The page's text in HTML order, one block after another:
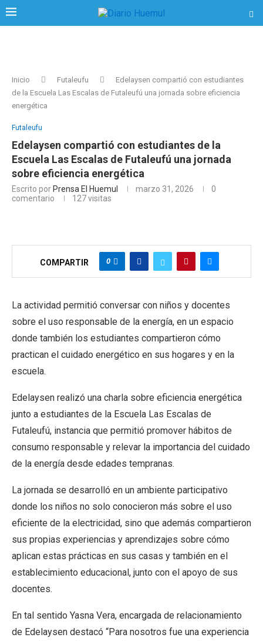
Inicio Futaleufu
Edelaysen compartió con estudiantes
de la Escuela Las Escalas de Futaleufú una jornada sobre eficiencia
energética
Futaleufu
Edelaysen compartió con estudiantes de la
Escuela Las Escalas de Futaleufú una jornada
sobre eficiencia energética
Escrito por Prensa El Huemul marzo 31, 2026
0
comentario
127visitas
COMPARTIR 0
La actividad permitió conversar con niños y docentes
sobre el uso responsable de la energía, en un espacio
donde también los estudiantes compartieron cómo
practican el cuidado energético en sus hogares y en la
escuela.
Edelaysen realizó una charla sobre eficiencia energética
junto a estudiantes de la Escuela Las Escalas de
Futaleufú, instancia que permitió promover hábitos de
consumo responsable y relevar la importancia del cuidado
de la energía desde edades tempranas.
La jornada se desarrolló en un ambiente participativo
donde los niños no solo conocieron más sobre el uso
eficiente de la electricidad, sino que además compartieron
sus propias experiencias y aprendizajes sobre cómo
aplican estas prácticas en sus casas y también en el
establecimiento educacional, junto con el apoyo de sus
docentes.
En tal sentido Yasna Vera, encargada de relacionamiento
de Edelaysen destacó “Para nosotros fue una experiencia